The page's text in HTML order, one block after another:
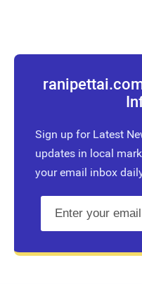
Sign up for Latest
updates in local
your email inbox